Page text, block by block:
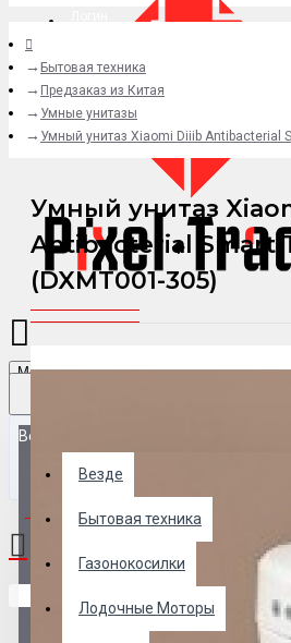
+7 (495) 015-41-41
Menu
Везде
Везде
Бытовая техника
Газонокосилки
Лодочные Моторы
0 товар(ов) - 0 р.
Бытовая техника
Предзаказ из Китая
Умные унитазы
Умный унитаз Xiaomi Diiib Antibacterial
Умный унитаз
Antibacterial Smart
(DXMT001-305)